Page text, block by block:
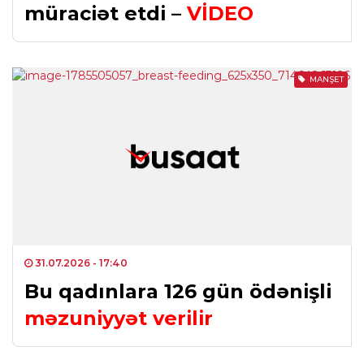
müraciət etdi – VİDEO
MANŞET
31.07.2026 - 17:40
Bu qadınlara 126 gün ödənişli
məzuniyyət verilir